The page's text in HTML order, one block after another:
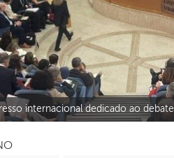
internacional dedicado ao